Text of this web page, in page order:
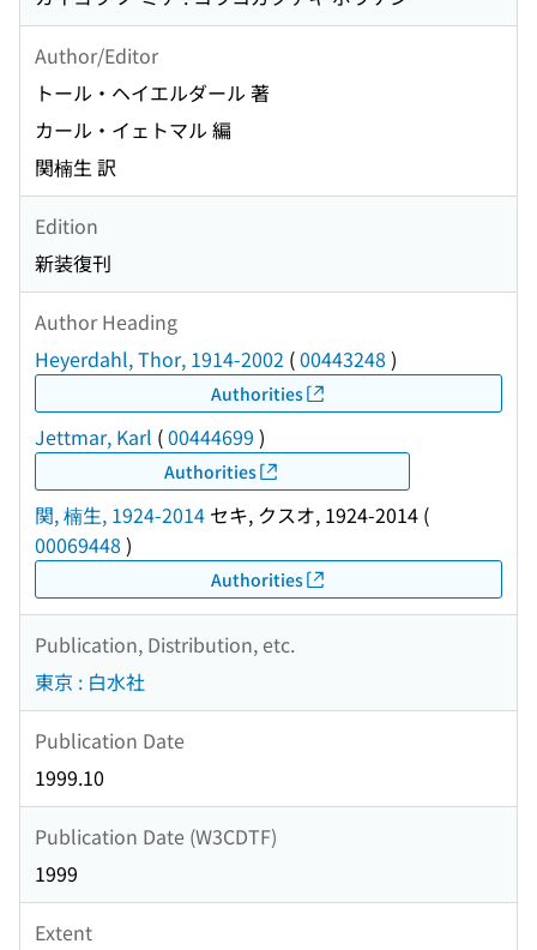
Author/Editor
トール・ヘイエルダール 著
カール・イェトマル 編
関楠生 訳
Edition
新装復刊
Author Heading
Heyerdahl, Thor, 1914-2002 (00443248 )
Authorities
Jettmar, Karl (00444699 )
Authorities
関, 楠生, 1924-2014 セキ, クスオ, 1924-2014 (
00069448 )
Authorities
Publication, Distribution, etc.
東京 : 白水社
Publication Date
1999.10
Publication Date (W3CDTF)
1999
Extent